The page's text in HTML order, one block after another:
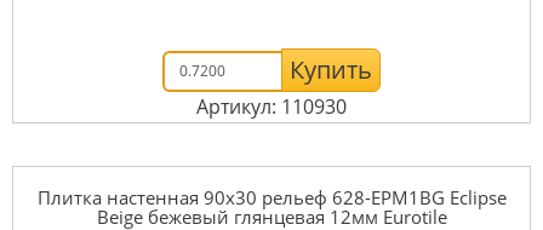
Купить
Артикул: 110930
Плитка настенная 90x30 рельеф 628-EPM1BG Eclipse
Beige бежевый глянцевая 12мм Eurotile